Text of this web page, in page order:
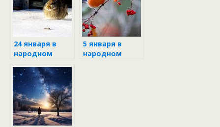
24 января в
народном
5 января в
народном